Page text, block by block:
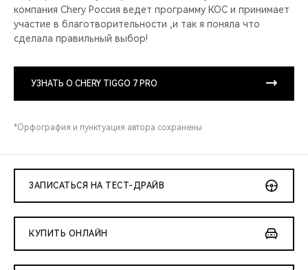
компания Chery Россия ведет программу КОС и принимает
участие в благотворительности ,и так я поняла что
сделала правильный выбор!
УЗНАТЬ О CHERY TIGGO 7 PRO
*Орфография и пунктуация автора сохранены
ЗАПИСАТЬСЯ НА ТЕСТ-ДРАЙВ
КУПИТЬ ОНЛАЙН